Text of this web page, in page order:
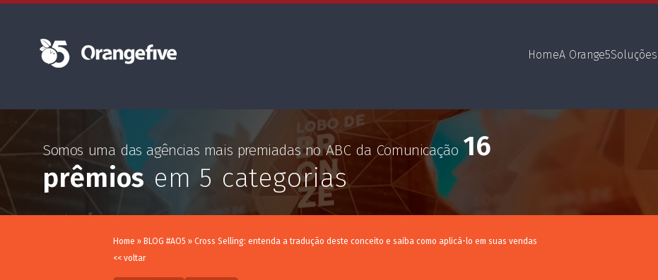
HomeA Orange5Soluções
Somos uma das agências mais premiadas no ABC da Comunicação16
prêmios em 5 categorias
Home » BLOG #AO5 » Cross Selling: entenda a tradução deste conceito e saiba como aplicá-lo em suas vendas
<< voltar